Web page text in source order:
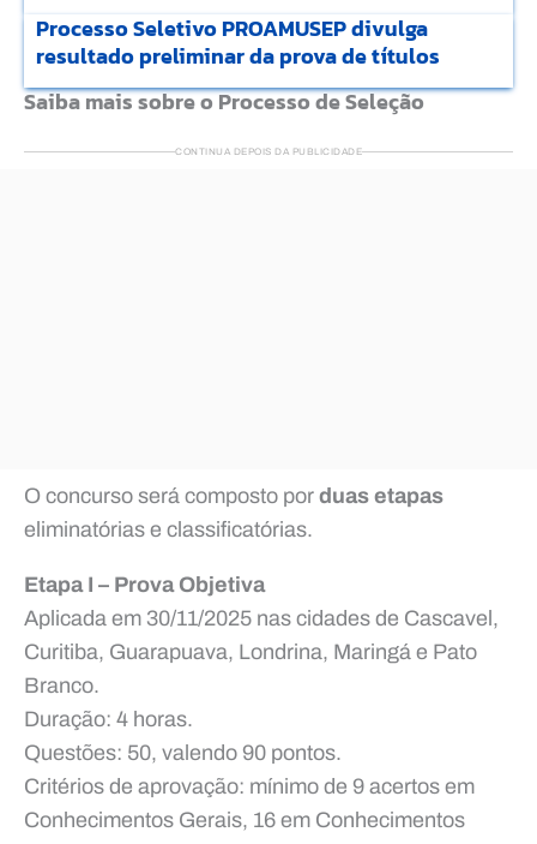
Processo Seletivo PROAMUSEP divulga
resultado preliminar da prova de títulos
Saiba mais sobre o Processo de Seleção
CONTINUA DEPOIS DA PUBLICIDADE
O concurso será composto por duas etapas
eliminatórias e classificatórias.
Etapa I – Prova Objetiva
Aplicada em 30/11/2025 nas cidades de Cascavel,
Curitiba, Guarapuava, Londrina, Maringá e Pato
Branco.
Duração: 4 horas.
Questões: 50, valendo 90 pontos.
Critérios de aprovação: mínimo de 9 acertos em
Conhecimentos Gerais, 16 em Conhecimentos